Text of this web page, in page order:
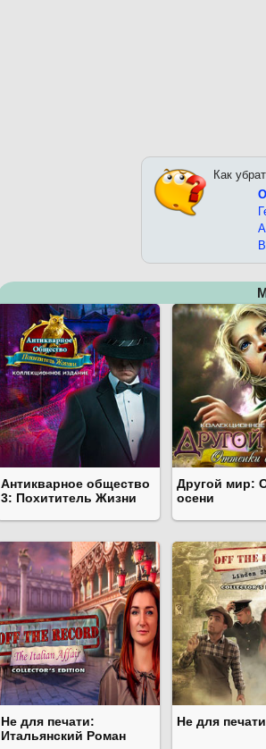
Как
Антикварное общество
3: Похититель Жизни
Другой мир:
осени
Не для печати:
Итальянский Роман
Не для